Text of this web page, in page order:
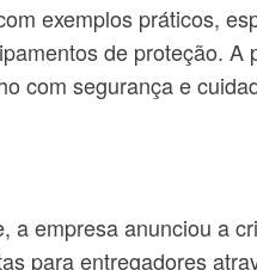
exemplos práticos,
de proteção.
com segurança e
empresa anunciou a
para entregadores